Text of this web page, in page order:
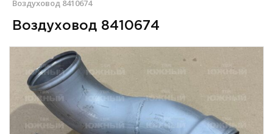
Воздуховод 8410674
Воздуховод 8410674